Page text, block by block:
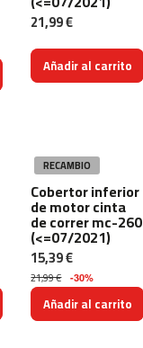
21,99 €
Añadir al carrito
RECAMBIO
Cobertor inferior
de motor cinta
de correr mc-260
(<=07/2021)
15,39 €
21,99 € -30%
Añadir al carrito